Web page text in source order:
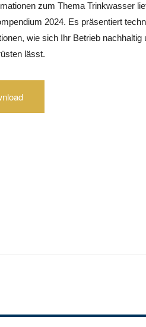
zum Thema Trinkwasser
2024. Es präsentiert
wie sich Ihr Betrieb nachhaltig
lässt.